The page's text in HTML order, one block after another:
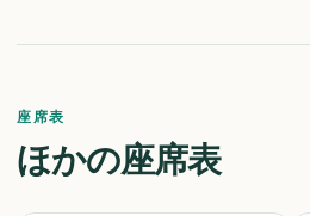
座席表
ほかの座席表